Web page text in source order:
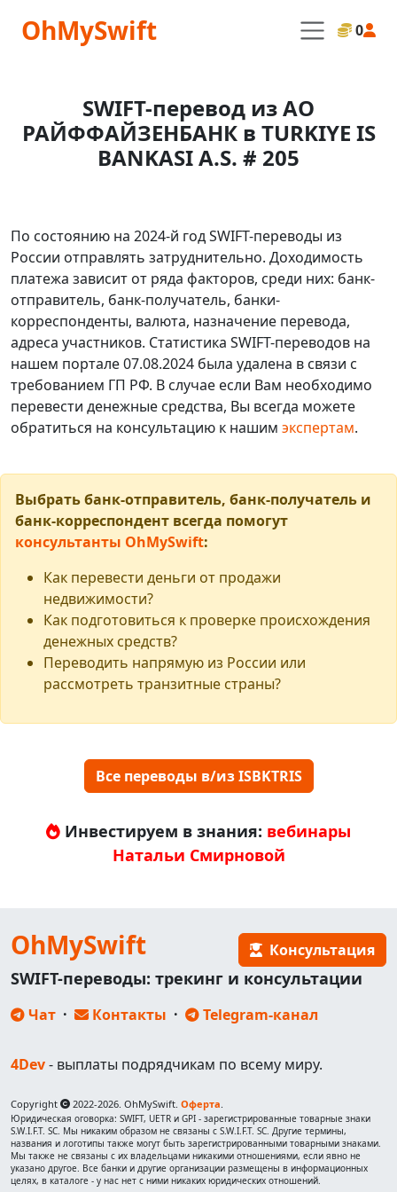
OhMySwift 0
SWIFT-перевод из АО
РАЙФФАЙЗЕНБАНК в TURKIYE IS
BANKASI A.S. # 205
По состоянию на 2024-й год SWIFT-переводы из
России отправлять затруднительно. Доходимость
платежа зависит от ряда факторов, среди них: банк-
отправитель, банк-получатель, банки-
корреспонденты, валюта, назначение перевода,
адреса участников. Статистика SWIFT-переводов на
нашем портале 07.08.2024 была удалена в связи с
требованием ГП РФ. В случае если Вам необходимо
перевести денежные средства, Вы всегда можете
обратиться на консультацию к нашим экспертам.
Выбрать банк-отправитель, банк-получатель и
банк-корреспондент всегда помогут
консультанты OhMySwift:
Как перевести деньги от продажи
недвижимости?
Как подготовиться к проверке происхождения
денежных средств?
Переводить напрямую из России или
рассмотреть транзитные страны?
Все переводы в/из ISBKTRIS
Инвестируем в знания: вебинары
Натальи Смирновой
OhMySwift Консультация
SWIFT-переводы: трекинг и консультации
Чат · Контакты · Telegram-канал
4Dev- выплаты подрядчикам по всему миру.
Copyright 2022-2026. OhMySwift. Оферта.
Юридическая оговорка: SWIFT, UETR и GPI - зарегистрированные товарные знаки
S.W.I.F.T. SC. Мы никаким образом не связаны с S.W.I.F.T. SC. Другие термины,
названия и логотипы также могут быть зарегистрированными товарными знаками.
Мы также не связаны с их владельцами никакими отношениями, если явно не
указано другое. Все банки и другие организации размещены в информационных
целях, в каталоге - у нас нет с ними никаких юридических отношений.